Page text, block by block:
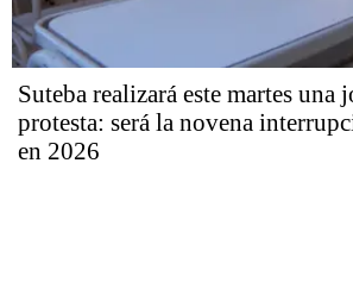
Suteba realizará este martes una
protesta: será la novena
en 2026